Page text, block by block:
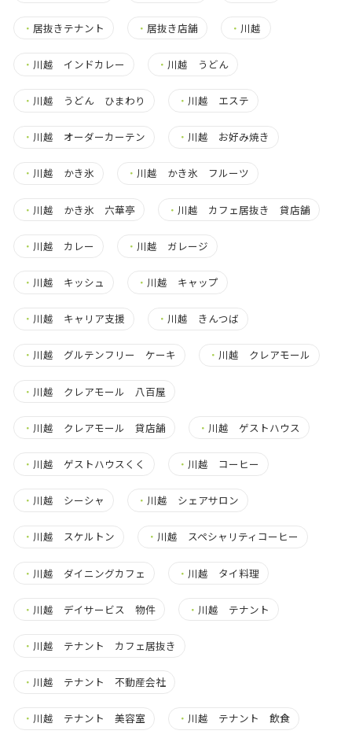
・ 居抜きテナント ・ 居抜き店舗 ・ 川越
・ 川越 インドカレー ・ 川越 うどん
・ 川越 うどん ひまわり ・ 川越 エステ
・ 川越 オーダーカーテン ・ 川越 お好み焼き
・ 川越 かき氷 ・ 川越 かき氷 フルーツ
・ 川越 かき氷 六華亭 ・ 川越 カフェ居抜き 貸店舗
・ 川越 カレー ・ 川越 ガレージ
・ 川越 キッシュ ・ 川越 キャップ
・ 川越 キャリア支援 ・ 川越 きんつば
・ 川越 グルテンフリー ケーキ ・ 川越 クレアモール
・ 川越 クレアモール 八百屋
・ 川越 クレアモール 貸店舗 ・ 川越 ゲストハウス
・ 川越 ゲストハウスくく ・ 川越 コーヒー
・ 川越 シーシャ ・ 川越 シェアサロン
・ 川越 スケルトン ・ 川越 スペシャリティコーヒー
・ 川越 ダイニングカフェ ・ 川越 タイ料理
・ 川越 デイサービス 物件 ・ 川越 テナント
・ 川越 テナント カフェ居抜き
・ 川越 テナント 不動産会社
・ 川越 テナント 美容室 ・ 川越 テナント 飲食